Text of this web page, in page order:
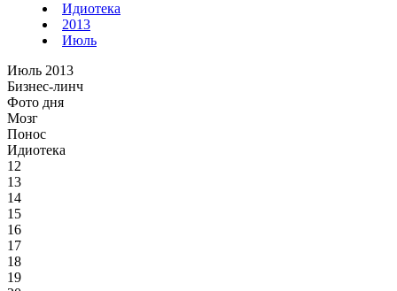
Идиотека
2013
Июль
Июль 2013
Бизнес-линч
Фото дня
Мозг
Понос
Идиотека
12
13
14
15
16
17
18
19